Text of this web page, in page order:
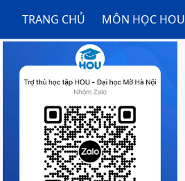
TRANG CHỦ MÔN HỌC HOU